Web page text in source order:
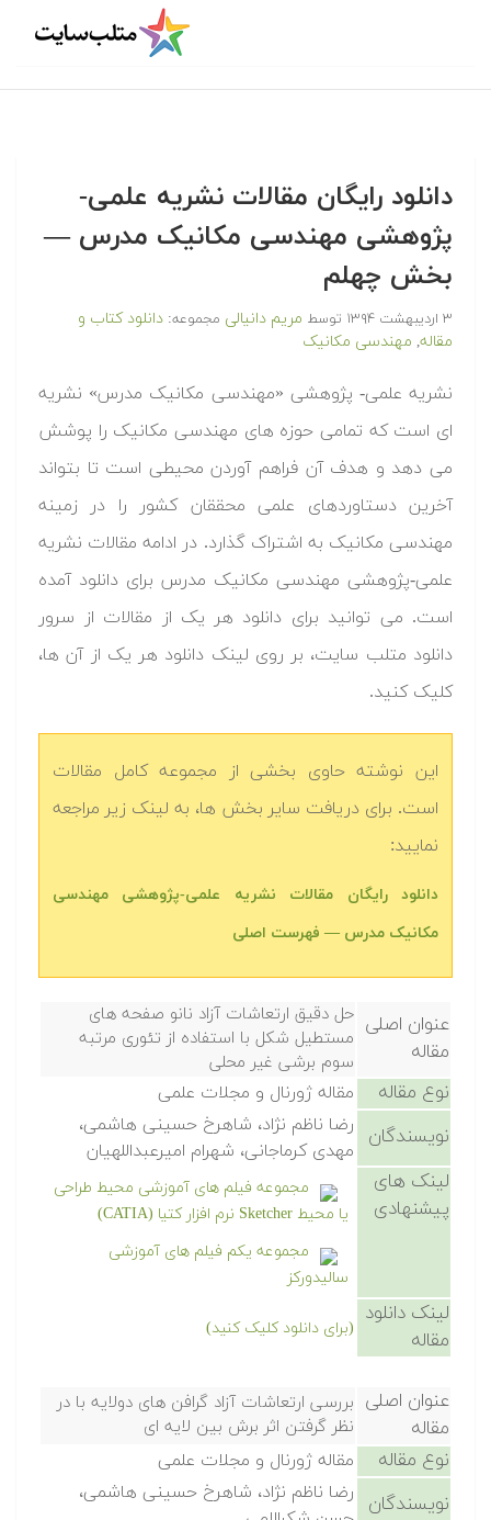
دانلود رایگان مقالات نشریه علمی-
پژوهشی مهندسی مکانیک مدرس —
بخش چهلم
۳ اردیبهشت ۱۳۹۴ توسط مریم دانیالی مجموعه: دانلود کتاب و
مقاله, مهندسی مکانیک
نشریه علمی- پژوهشی «مهندسی مکانیک مدرس» نشریه
ای است که تمامی حوزه های مهندسی مکانیک را پوشش
می دهد و هدف آن فراهم آوردن محیطی است تا بتواند
آخرین دستاوردهای علمی محققان کشور را در زمینه
مهندسی مکانیک به اشتراک گذارد. در ادامه مقالات نشریه
علمی-پژوهشی مهندسی مکانیک مدرس برای دانلود آمده
است. می توانید برای دانلود هر یک از مقالات از سرور
دانلود متلب سایت، بر روی لینک دانلود هر یک از آن ها،
کلیک کنید.
این نوشته حاوی بخشی از مجموعه کامل مقالات
است. برای دریافت سایر بخش ها، به لینک زیر مراجعه
نمایید:
دانلود رایگان مقالات نشریه علمی-پژوهشی مهندسی
مکانیک مدرس — فهرست اصلی
عنوان اصلی
مقاله
حل دقیق ارتعاشات آزاد نانو صفحه های
مستطیل شکل با استفاده از تئوری مرتبه
سوم برشی غیر محلی
نوع مقاله مقاله ژورنال و مجلات علمی
نویسندگان
رضا ناظم نژاد، شاهرخ حسینی هاشمی،
مهدی کرماجانی، شهرام امیرعبداللهیان
لینک های
پیشنهادی
مجموعه فیلم های آموزشی محیط طراحی
یا محیط Sketcher نرم افزار کتیا (CATIA)
مجموعه یکم فیلم های آموزشی
سالیدورکز
لینک دانلود
مقاله
(برای دانلود کلیک کنید)
عنوان اصلی
مقاله
بررسی ارتعاشات آزاد گرافن های دولایه با در
نظر گرفتن اثر برش بین لایه ای
نوع مقاله مقاله ژورنال و مجلات علمی
نویسندگان
رضا ناظم نژاد، شاهرخ حسینی هاشمی،